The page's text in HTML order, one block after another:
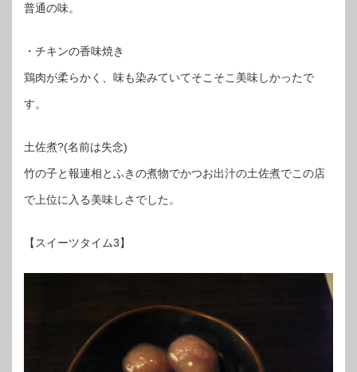
普通の味。
・チキンの香味焼き
鶏肉が柔らかく、味も染みていてそこそこ美味しかったで
す。
土佐煮?(名前は失念)
竹の子と報連相とふきの煮物でかつお出汁の土佐煮でこの店
で上位に入る美味しさでした。
【スイーツタイム3】